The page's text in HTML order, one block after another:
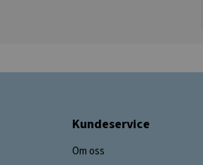
Kundeservice
Om oss